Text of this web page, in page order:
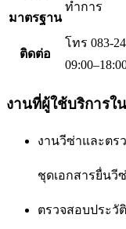
มาตรฐาน
ทำการ
ติดต่อ
โทร 083-
งานที่ผู้ใช้บริการใน
งานวีซ่าและตร
ชุดเอกสารยื่นวี
ตรวจสอบประวั